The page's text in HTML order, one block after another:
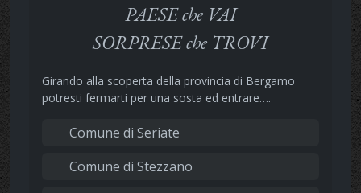
PAESE che VAI
SORPRESE che TROVI
Girando alla scoperta della provincia di Bergamo
potresti fermarti per una sosta ed entrare….
Comune di Seriate
Comune di Stezzano